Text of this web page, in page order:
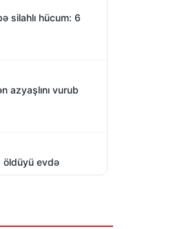
silahlı hücum: 6
azyaşlını vurub
öldüyü evdə